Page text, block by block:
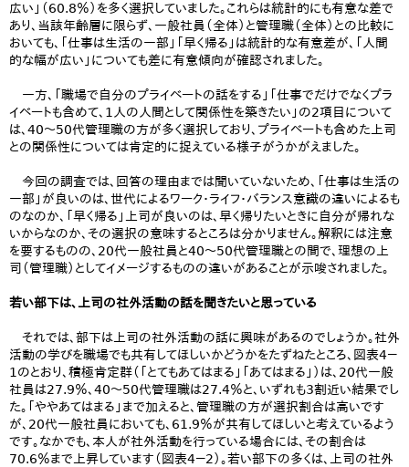
広い」（60.8％）を多く選択していました。これらは統計的にも有意な差で
あり、当該年齢層に限らず、一般社員（全体）と管理職（全体）との比較に
おいても、「仕事は生活の一部」「早く帰る」は統計的な有意差が、「人間
的な幅が広い」についても差に有意傾向が確認されました。
一方、「職場で自分のプライベートの話をする」「仕事でだけでなくプラ
イベートも含めて、1人の人間として関係性を築きたい」の2項目について
は、40～50代管理職の方が多く選択しており、プライベートも含めた上司
との関係性については肯定的に捉えている様子がうかがえました。
今回の調査では、回答の理由までは聞いていないため、「仕事は生活の
一部」が良いのは、世代によるワーク・ライフ・バランス意識の違いによるも
のなのか、「早く帰る」上司が良いのは、早く帰りたいときに自分が帰れな
いからなのか、その選択の意味するところは分かりません。解釈には注意
を要するものの、20代一般社員と40～50代管理職との間で、理想の上
司（管理職）としてイメージするものの違いがあることが示唆されました。
若い部下は、上司の社外活動の話を聞きたいと思っている
それでは、部下は上司の社外活動の話に興味があるのでしょうか。社外
活動の学びを職場でも共有してほしいかどうかをたずねたところ、図表4－
1のとおり、積極肯定群（「とてもあてはまる」「あてはまる」）は、20代一般
社員は27.9％、40～50代管理職は27.4％と、いずれも3割近い結果でし
た。「ややあてはまる」まで加えると、管理職の方が選択割合は高いです
が、20代一般社員においても、61.9％が共有してほしいと考えているよう
です。なかでも、本人が社外活動を行っている場合には、その割合は
70.6％まで上昇しています（図表4－2）。若い部下の多くは、上司の社外